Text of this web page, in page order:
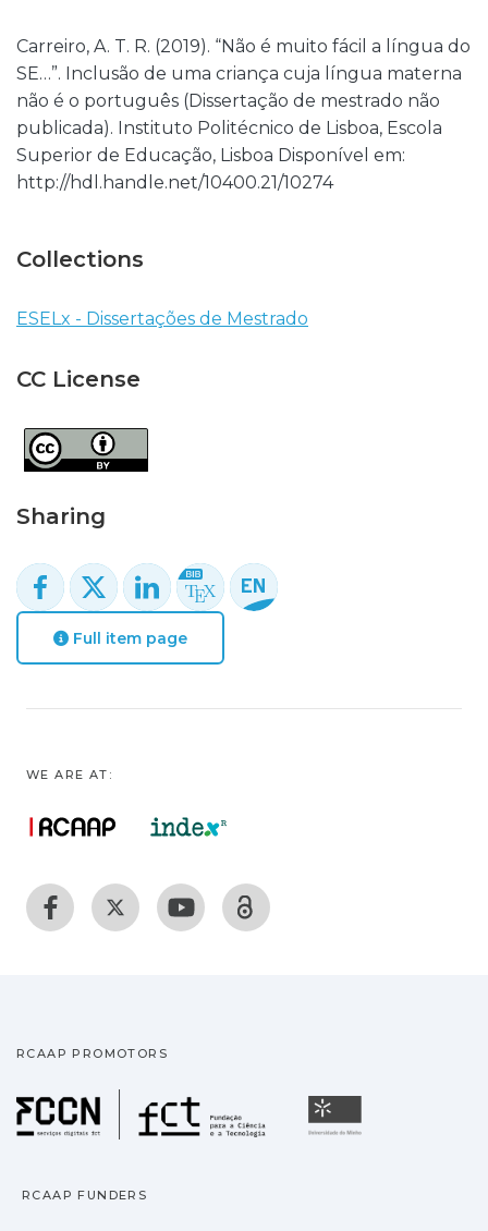
Carreiro, A. T. R. (2019). “Não é muito fácil a língua do
SE…”. Inclusão de uma criança cuja língua materna
não é o português (Dissertação de mestrado não
publicada). Instituto Politécnico de Lisboa, Escola
Superior de Educação, Lisboa Disponível em:
http://hdl.handle.net/10400.21/10274
Collections
ESELx - Dissertações de Mestrado
CC License
Sharing
Full item page
WE ARE AT:
RCAAP PROMOTORS
Fundação para a
RCAAP FUNDERS